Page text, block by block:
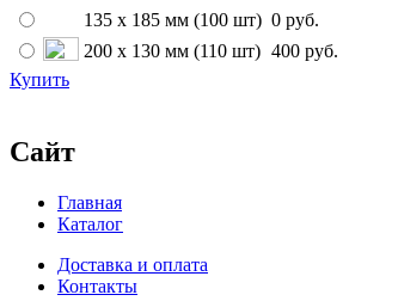
135 х 185 мм (100 шт) 0 руб.
200 х 130 мм (110 шт) 400 руб.
Купить
Сайт
Главная
Каталог
Доставка и оплата
Контакты